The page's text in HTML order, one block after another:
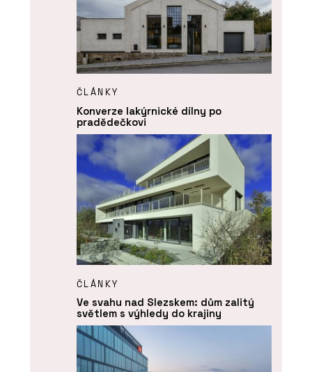
ČLÁNKY
Konverze lakýrnické dílny po
pradědečkovi
ČLÁNKY
Ve svahu nad Slezskem: dům zalitý
světlem s výhledy do krajiny